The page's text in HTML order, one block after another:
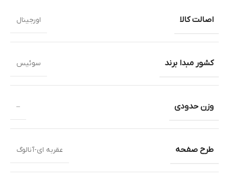
اصالت کالا اورجینال
کشور مبدا برند سوئیس
وزن حدودی –
طرح صفحه عقربه ای-آنالوگ